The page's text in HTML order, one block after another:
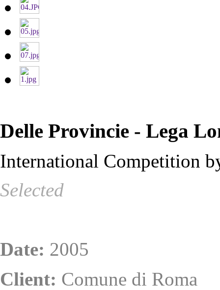
Delle Provincie - Lega
International Competition
Selected
Date: 2005
Client: Comune di Roma